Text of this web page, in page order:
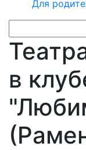
Для
в